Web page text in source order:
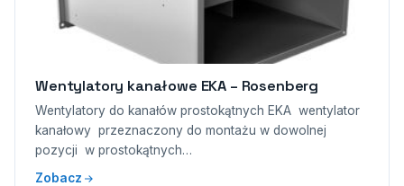
Wentylatory kanałowe EKA – Rosenberg
Wentylatory do kanałów prostokątnych EKA wentylator
kanałowy przeznaczony do montażu w dowolnej
pozycji w prostokątnych…
Zobacz